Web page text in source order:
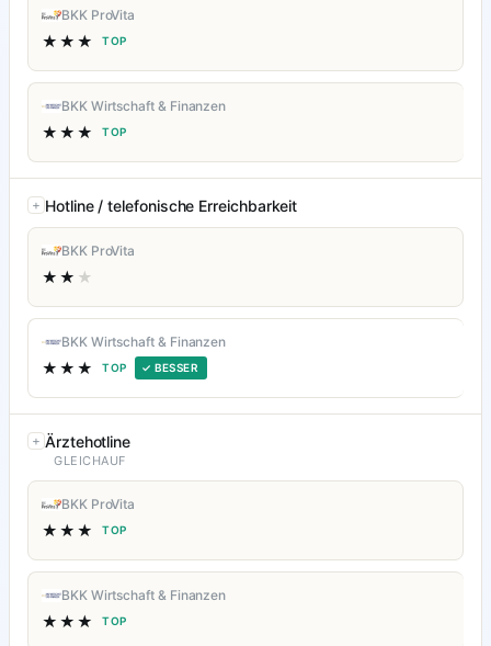
BKK ProVita
★★★ TOP
BKK Wirtschaft & Finanzen
★★★ TOP
Hotline / telefonische Erreichbarkeit
BKK ProVita
★★ ★
BKK Wirtschaft & Finanzen
★★★ TOP ✓ BESSER
Ärztehotline
GLEICHAUF
BKK ProVita
★★★ TOP
BKK Wirtschaft & Finanzen
★★★ TOP